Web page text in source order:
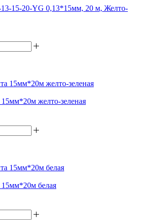
15-20-YG 0,13*15мм, 20 м, Желто-
желто-зеленая
белая